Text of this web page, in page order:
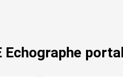
Echographe